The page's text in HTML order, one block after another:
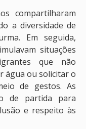
compartilharam
a diversidade de
Em seguida,
situações
que não
água ou solicitar o
de gestos. As
de partida para
e respeito às